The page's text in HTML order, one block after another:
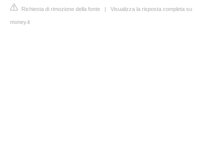
Richiesta di rimozione della fonte | Visualizza la risposta completa su
money.it